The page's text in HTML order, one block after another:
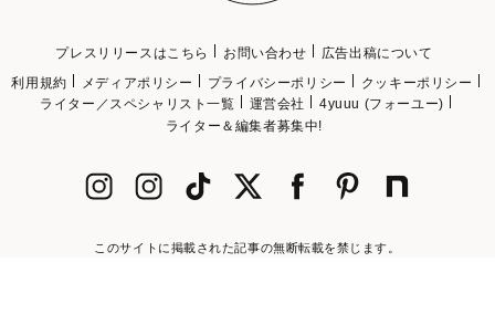
プレスリリースはこちら お問い合わせ
広告出稿について
利用規約
メディアポリシー プライバシーポリシー
クッキーポリシー
ライター／スペシャリスト一覧
運営会社
4yuuu (フォーユー)
ライター＆編集者募集中!
このサイトに掲載された記事の無断転載を禁じます。